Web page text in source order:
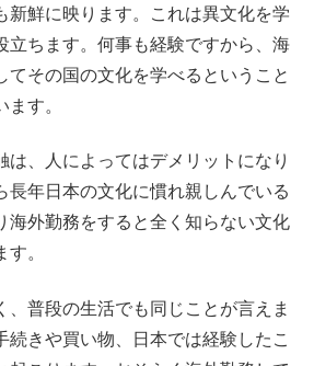
新鮮に映ります。これは異文化を学
立ちます。何事も経験ですから、海
てその国の文化を学べるということ
す。
は、人によってはデメリットになり
長年日本の文化に慣れ親しんでいる
海外勤務をすると全く知らない文化
。
、普段の生活でも同じことが言えま
続きや買い物、日本では経験したこ